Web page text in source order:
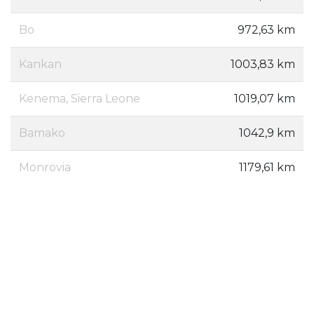
Bo 972,63 km
Kankan 1003,83 km
Kenema, Sierra Leone 1019,07 km
Bamako 1042,9 km
Monrovia 1179,61 km